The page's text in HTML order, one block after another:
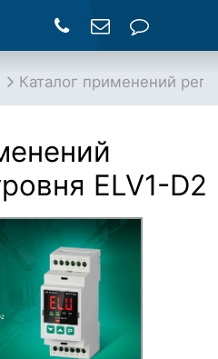
Каталог применений
ELV1-D2